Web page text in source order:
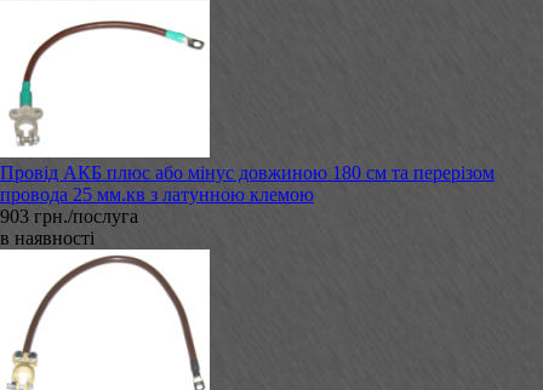
Провід АКБ плюс або мінус довжиною 180 см та перерізом
провода 25 мм.кв з латунною клемою
903 грн./послуга
в наявності